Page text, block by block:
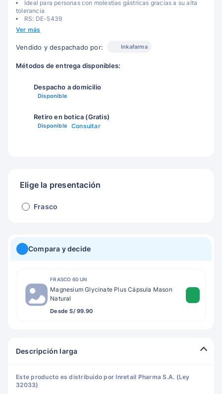
Ideal para personas con molestias gástricas gracias a su alta
tolerancia
RS: DE-5439
Ver más
Vendido y despachado por: Inkafarma
Métodos de entrega disponibles:
Despacho a domicilio
Disponible
Retiro en botica (Gratis)
Disponible Consultar
Elige la presentación
Frasco
Compara y decide
FRASCO 60 UN
Magnesium Glycinate Plus Cápsula Mason
Natural
Desde S/ 99.90
Descripción larga
Este producto es distribuido por Inretail Pharma S.A. (Ley
32033)